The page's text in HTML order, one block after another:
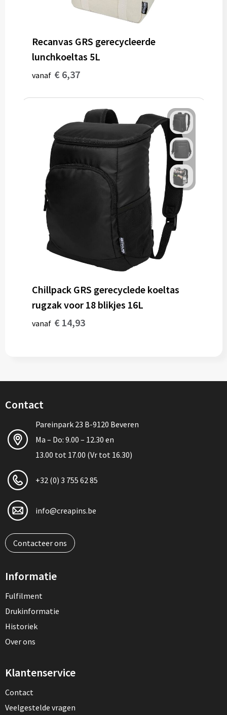
Recanvas GRS gerecycleerde
lunchkoeltas 5L
vanaf € 6,37
Chillpack GRS gerecyclede koeltas
rugzak voor 18 blikjes 16L
vanaf € 14,93
Contact
Pareinpark 23 B-9120 Beveren
Ma – Do: 9.00 – 12.30 en
13.00 tot 17.00 (Vr tot 16.30)
+32 (0) 3 755 62 85
info@creapins.be
Contacteer ons
Informatie
Fulfilment
Drukinformatie
Historiek
Over ons
Klantenservice
Contact
Veelgestelde vragen